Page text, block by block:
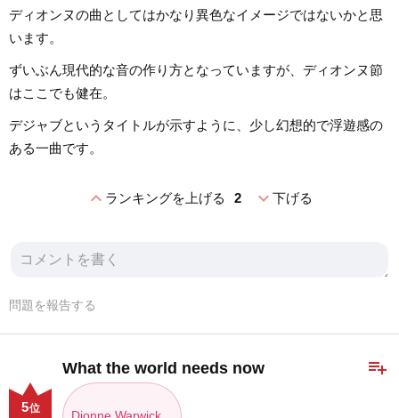
ディオンヌの曲としてはかなり異色なイメージではないかと思
います。
ずいぶん現代的な音の作り方となっていますが、ディオンヌ節
はここでも健在。
デジャブというタイトルが示すように、少し幻想的で浮遊感の
ある一曲です。
expand_lessランキングを上げる 2 expand_more下げる
問題を報告する
playlist_add
What the world needs now
5位